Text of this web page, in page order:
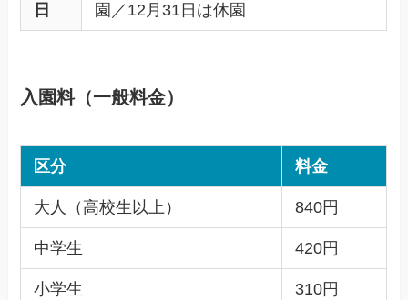
日 園／12月31日は休園
入園料（一般料金）
区分 料金
大人（高校生以上） 840円
中学生 420円
小学生 310円